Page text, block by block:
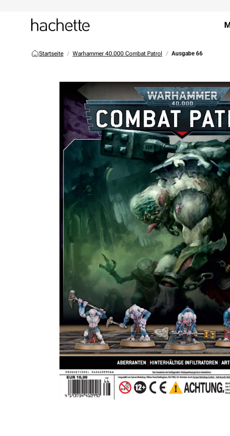
Startseite Warhammer 40.000 Combat Patrol Ausgabe 66